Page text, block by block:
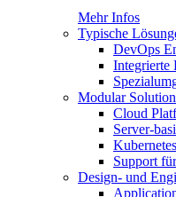
Mehr Infos
Typische
DevOps
Integrierte
Modular
Cloud
Server-
Support
Design- und